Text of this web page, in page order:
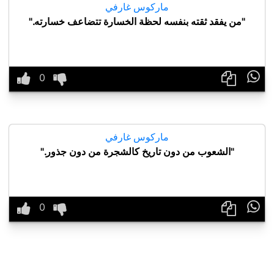
ماركوس غارفي
"من يفقد ثقته بنفسه لحظة الخسارة تتضاعف خسارته."

ماركوس غارفي
"الشعوب من دون تاريخ كالشجرة من دون جذور."
